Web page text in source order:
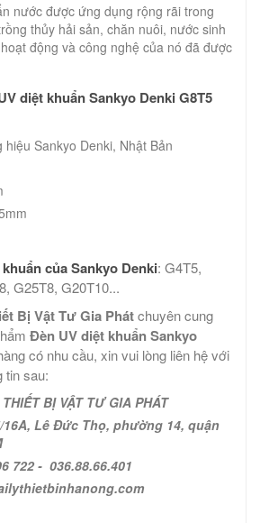
nước được ứng dụng rộng rãi trong
thủy hải sản, chăn nuôi, nước sinh
động và công nghệ của nó đã được
diệt khuẩnSankyo Denki G8T5
Sankyo Denki, Nhật Bản
của Sankyo Denki: G4T5,
G25T8, G20T10...
Bị Vật Tư Gia Phátchuyên cung
Đèn UV diệt khuẩn Sankyo
có nhu cầu, xin vui lòng liên hệ với
tin sau:
BỊ VẬT TƯ GIA PHÁT
Lê Đức Thọ, phường 14, quận
722 - 036.88.66.401